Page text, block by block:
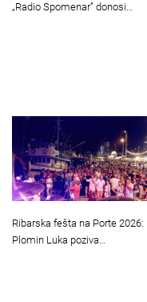
„Radio Spomenar” donosi…
Ribarska fešta na Porte 2026:
Plomin Luka poziva…